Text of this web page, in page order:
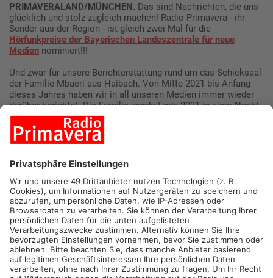
PRIMAVERALAND/MÜNCHEN. Das sind Nachrichten, die uns
glücklich und stolz zugleich machen! Radio Primavera - ihr
Sender aus der Region - ist gleich zwei Mal für die
Hörfunkpreise der Bayerischen Landeszentrale für neue
Medien nominiert!!!
Und zwar für unsere Berichterstattung rund um das Schicksaal
der Familie Mbaeri aus Haibach. Von Mitte 2021 bis Anfang
dieses Jahres haben wir in all unseren Medien immer wieder
darüber berichtet. Die Familie wurde Ende 2021 in einer Nacht-
und Nebelaktion in die Ukraine abgeschoben – kurz darauf
bracht dort der Krieg aus. Glücklicherweise hat es die
fünfköpfige Familie geschafft wieder unbeschadet zurück nach
haben versucht der Familie Mbaeri, wo es nur ging, zu helfen.
Wie die Bayerische Landeszentrale für neue Medien heute
bekannt gegeben hat, sind wir für unsere Berichterstattung in
der Kategorie "Aktuelle Berichterstattung und Information" und
zusätzlich auch für denPublikumspreisnominiert.UND DA
KOMMEN SIE INS SPIEL!!!
Sie können online für uns abstimmen. Dazu einfach auf
folgenden Link klicken:https://www.blm.de/radiotv/blm...